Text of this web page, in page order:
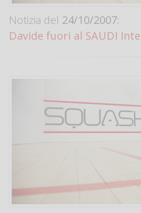
Notizia del 24/10/2007:
Davide fuori al SAUDI